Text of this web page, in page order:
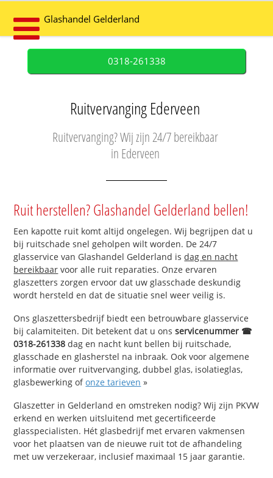
Glashandel Gelderland
0318-261338
Ruitvervanging Ederveen
Ruitvervanging? Wij zijn 24/7 bereikbaar
in Ederveen
Ruit herstellen? Glashandel Gelderland bellen!
Een kapotte ruit komt altijd ongelegen. Wij begrijpen dat u
bij ruitschade snel geholpen wilt worden. De 24/7
glasservice van Glashandel Gelderland isdag en nacht
bereikbaar voor alle ruit reparaties. Onze ervaren
glaszetters zorgen ervoor dat uw glasschade deskundig
wordt hersteld en dat de situatie snel weer veilig is.
Ons glaszettersbedrijf biedt een betrouwbare glasservice
bij calamiteiten. Dit betekent dat u onsservicenummer ☎
0318-261338 dag en nacht kunt bellen bij ruitschade,
glasschade en glasherstel na inbraak. Ook voor algemene
informatie over ruitvervanging, dubbel glas, isolatieglas,
glasbewerking ofonze tarieven »
Glaszetter in Gelderland en omstreken nodig? Wij zijn PKVW
erkend en werken uitsluitend met gecertificeerde
glasspecialisten. Hét glasbedrijf met ervaren vakmensen
voor het plaatsen van de nieuwe ruit tot de afhandeling
met uw verzekeraar, inclusief maximaal 15 jaar garantie.